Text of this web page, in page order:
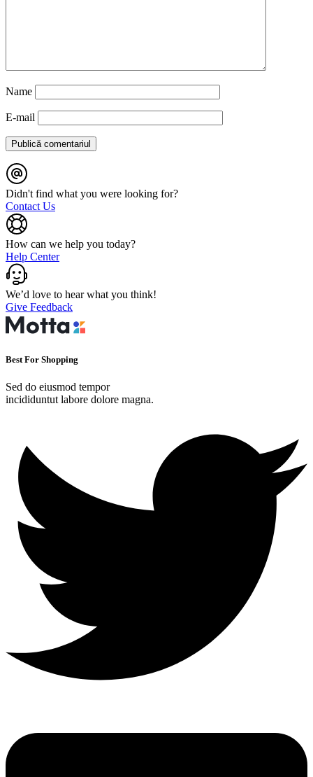
Name
E-mail
Didn't find what you were looking for?
Contact Us
How can we help you today?
Help Center
We’d love to hear what you think!
Give Feedback
Best For Shopping
Sed do eiusmod tempor
incididuntut labore dolore magna.